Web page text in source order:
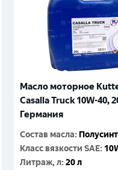
Масло моторное
Casalla Truck 10W-40,
Германия
Состав масла:
Класс вязкости SAE:
Литраж, л:20 л